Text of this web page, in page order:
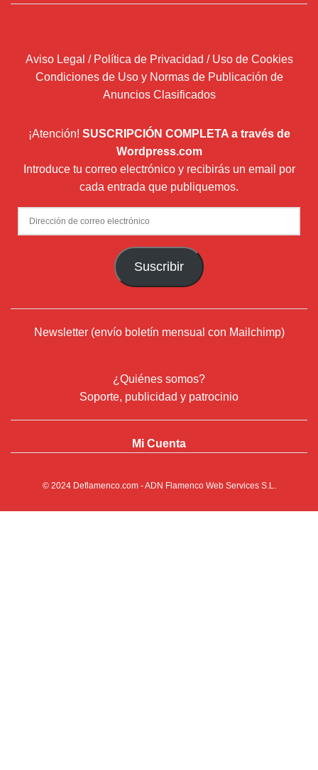
Aviso Legal / Política de Privacidad / Uso de Cookies
Condiciones de Uso y Normas de Publicación de
Anuncios Clasificados
¡Atención! SUSCRIPCIÓN COMPLETA a través de
Wordpress.com
Introduce tu correo electrónico y recibirás un email por
cada entrada que publiquemos.
Dirección
de
Suscribir
Newsletter (envío boletín mensual con Mailchimp)
¿Quiénes somos?
Soporte, publicidad y patrocinio
Mi Cuenta
© 2024 Deflamenco.com- ADN Flamenco Web Services S.L.